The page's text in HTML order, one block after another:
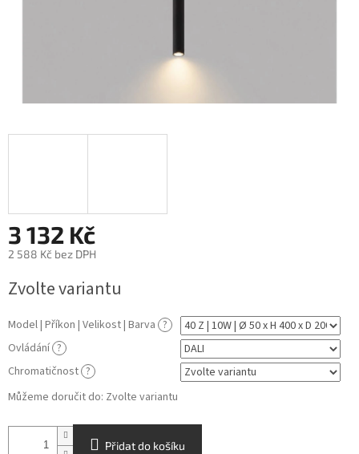
3 132 Kč
2 588 Kč bez DPH
cena:
Zvolte variantu
Model | Příkon | Velikost | Barva ?
Ovládání ?
Chromatičnost ?
Můžeme doručit do: Zvolte variantu
Přidat do košíku